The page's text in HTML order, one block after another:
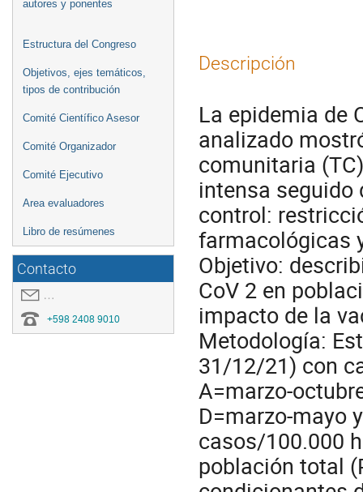
autores y ponentes
Estructura del Congreso
Objetivos, ejes temáticos,
tipos de contribución
Comité Científico Asesor
Comité Organizador
Comité Ejecutivo
Area evaluadores
Libro de resúmenes
Contacto
covid19.congresoei@gmail.com
+598 2408 9010
Descripción
La epidemia de
analizado
comunitaria
intensa seguido
control:
farmacológicas
Objetivo:
CoV 2 en
impacto de la
Metodología:
31/12/21) con
A=marzo-
D=marzo-mayo
casos/100.000
población total